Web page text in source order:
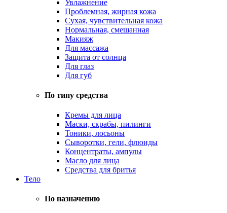
Увлажнение
Проблемная, жирная кожа
Сухая, чувствительная кожа
Нормальная, смешанная
Макияж
Для массажа
Защита от солнца
Для глаз
Для губ
По типу средства
Кремы для лица
Маски, скрабы, пилинги
Тоники, лосьоны
Сыворотки, гели, флюиды
Концентраты, ампулы
Масло для лица
Средства для бритья
Тело
По назначению